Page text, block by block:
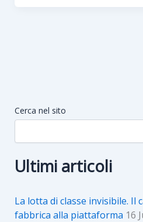
Cerca nel sito
Ultimi articoli
La lotta di classe invisibile. Il
fabbrica alla piattaforma 16